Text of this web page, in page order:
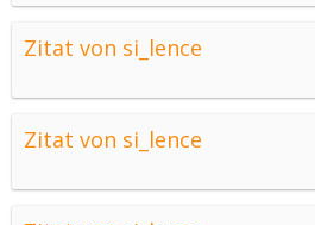
Zitat von si_lence
Zitat von si_lence